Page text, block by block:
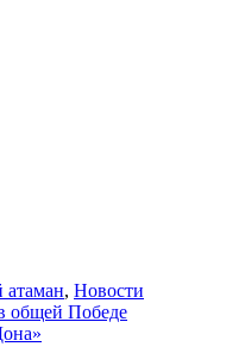
атаман, Новости
общей Победе